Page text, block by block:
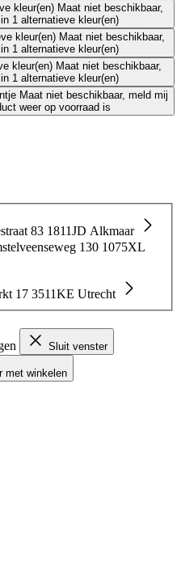
kleur(en) Maat niet beschikbaar,
1 alternatieve kleur(en)
kleur(en) Maat niet beschikbaar,
1 alternatieve kleur(en)
kleur(en) Maat niet beschikbaar,
1 alternatieve kleur(en)
Maat niet beschikbaar, meld mij
weer op voorraad is
83 1811JD Alkmaar
130 1075XL
17 3511KE Utrecht
Sluit venster
met winkelen